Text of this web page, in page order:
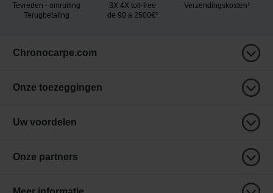
Tevreden - omruiling
Terugbetaling
3X 4X toll-free
de 90 a 2500€²
Verzendingskosten¹
Chronocarpe.com
Onze toezeggingen
Uw voordelen
Onze partners